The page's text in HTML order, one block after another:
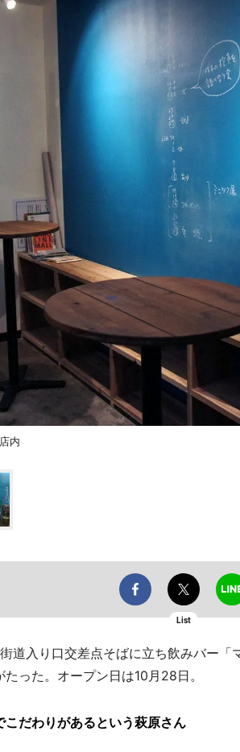
内
List
道入り口交差点そばに立ち飲みバー「
った。オープン日は10月28日。
こだわりがあるという萩原さん